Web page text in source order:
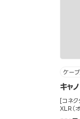
ケー
キャ
[コネク
XLR（